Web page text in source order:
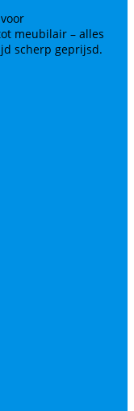
meubilair – alles
scherp geprijsd.